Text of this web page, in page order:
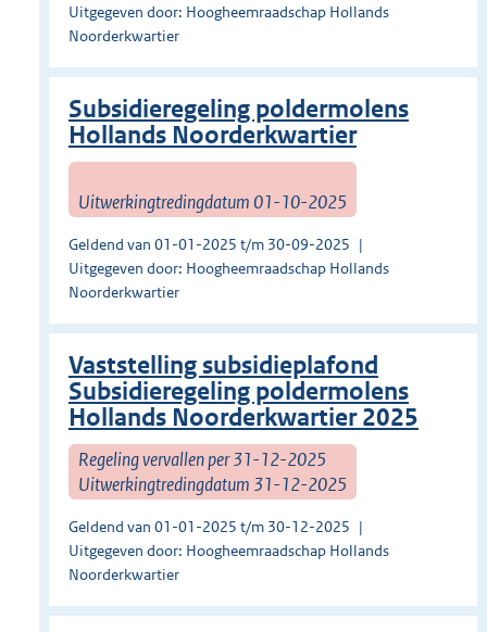
Uitgegeven door: Hoogheemraadschap Hollands
Noorderkwartier
Subsidieregeling poldermolens
Hollands Noorderkwartier
Uitwerkingtredingdatum 01-10-2025
Geldend van 01-01-2025 t/m 30-09-2025
Uitgegeven door: Hoogheemraadschap Hollands
Noorderkwartier
Vaststelling subsidieplafond
Subsidieregeling poldermolens
Hollands Noorderkwartier 2025
Regeling vervallen per 31-12-2025
Uitwerkingtredingdatum 31-12-2025
Geldend van 01-01-2025 t/m 30-12-2025
Uitgegeven door: Hoogheemraadschap Hollands
Noorderkwartier